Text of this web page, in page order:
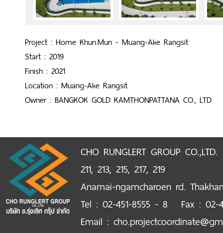
Project : Home Khun.Mun - Muang-Ake Rangsit
Start : 2019
Finish : 2021
Location : Muang-Ake Rangsit
Owner : BANGKOK GOLD KAMTHONPATTANA CO., LTD
CHO RUNGLERT GROUP CO.,LTD.
211, 213, 215, 217, 219
Anamai-ngamcharoen rd.
Tel : 02-451-8555 - 8 Fax : 02-
Email :